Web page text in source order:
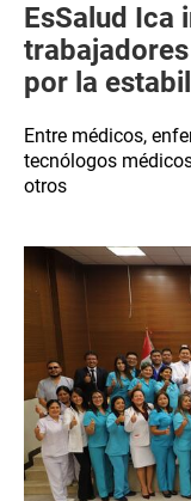
EsSalud Ica
por la
Entre médicos,
tecnólogos
otros